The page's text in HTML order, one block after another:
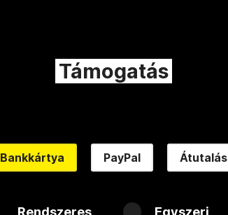
Támogatás
Bankkártya PayPal Átutalás
Rendszeres Egyszeri